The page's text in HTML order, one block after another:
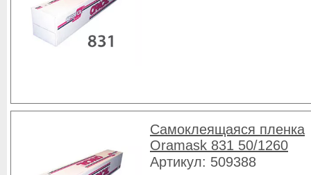
Самоклеящаяся пленка
Oramask 831 50/1260
Артикул: 509388